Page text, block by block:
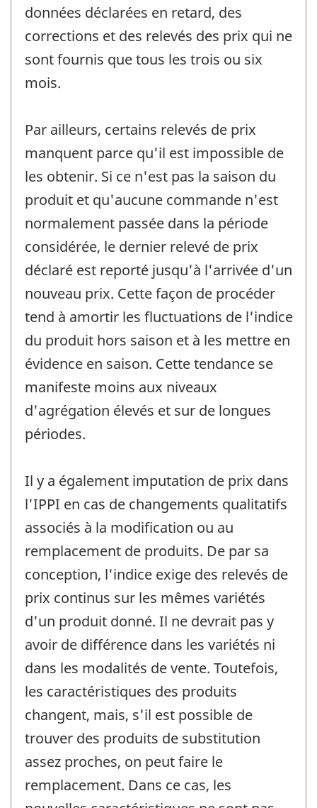
données déclarées en retard, des
corrections et des relevés des prix qui ne
sont fournis que tous les trois ou six
mois.
Par ailleurs, certains relevés de prix
manquent parce qu'il est impossible de
les obtenir. Si ce n'est pas la saison du
produit et qu'aucune commande n'est
normalement passée dans la période
considérée, le dernier relevé de prix
déclaré est reporté jusqu'à l'arrivée d'un
nouveau prix. Cette façon de procéder
tend à amortir les fluctuations de l'indice
du produit hors saison et à les mettre en
évidence en saison. Cette tendance se
manifeste moins aux niveaux
d'agrégation élevés et sur de longues
périodes.
Il y a également imputation de prix dans
l'IPPI en cas de changements qualitatifs
associés à la modification ou au
remplacement de produits. De par sa
conception, l'indice exige des relevés de
prix continus sur les mêmes variétés
d'un produit donné. Il ne devrait pas y
avoir de différence dans les variétés ni
dans les modalités de vente. Toutefois,
les caractéristiques des produits
changent, mais, s'il est possible de
trouver des produits de substitution
assez proches, on peut faire le
remplacement. Dans ce cas, les